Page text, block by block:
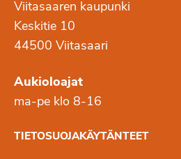
Viitasaaren kaupunki
Keskitie 10
44500 Viitasaari
Aukioloajat
ma-pe klo 8-16
TIETOSUOJAKÄYTÄNTEET